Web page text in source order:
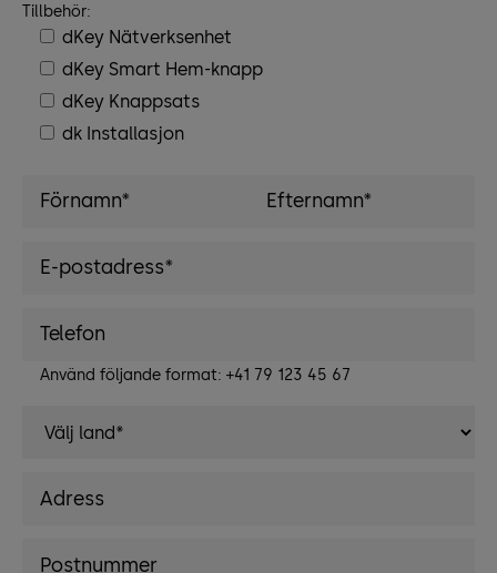
Tillbehör:
dKey Nätverksenhet
dKey Smart Hem-knapp
dKey Knappsats
dk Installasjon
Använd följande format: +41 79 123 45 67